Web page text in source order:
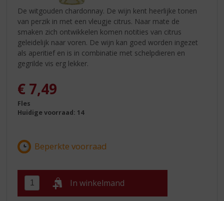
De witgouden chardonnay. De wijn kent heerlijke tonen
van perzik in met een vleugje citrus. Naar mate de
smaken zich ontwikkelen komen notities van citrus
geleidelijk naar voren. De wijn kan goed worden ingezet
als aperitief en is in combinatie met schelpdieren en
gegrilde vis erg lekker.
€ 7,49
Fles
Huidige voorraad: 14
In winkelmand